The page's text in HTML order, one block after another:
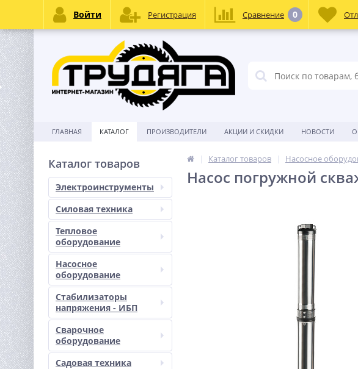
ГЛАВНАЯ КАТАЛОГ ПРОИЗВОДИТЕЛИ АКЦИИ И СКИДКИ НОВОСТИ
Каталог товаров
Электроинструменты
Силовая техника
Тепловое
оборудование
Насосное
оборудование
Стабилизаторы
напряжения - ИБП
Сварочное
оборудование
Садовая техника
Каталог товаров Насосное
Насос погружной
Войти Регистрация Сравнение 0